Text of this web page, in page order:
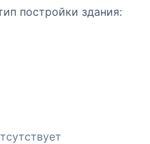
постройки здания: